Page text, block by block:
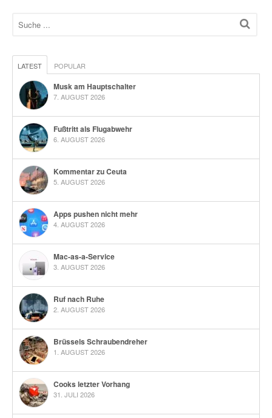
LATEST POPULAR
Musk am Hauptschalter
7. AUGUST 2026
Fußtritt als Flugabwehr
6. AUGUST 2026
Kommentar zu Ceuta
5. AUGUST 2026
Apps pushen nicht mehr
4. AUGUST 2026
Mac-as-a-Service
3. AUGUST 2026
Ruf nach Ruhe
2. AUGUST 2026
Brüssels Schraubendreher
1. AUGUST 2026
Cooks letzter Vorhang
31. JULI 2026